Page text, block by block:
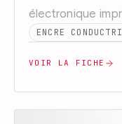
électronique
ENCRE
VOIR LA FICHE